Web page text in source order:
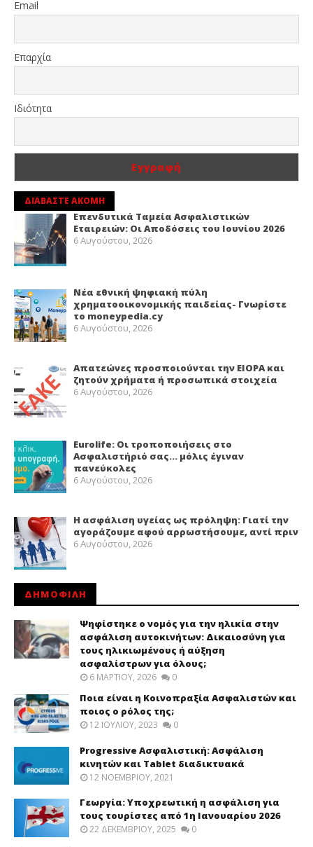
Email
Επαρχία
Ιδιότητα
ΔΙΑΒΑΣΤΕ ΑΚΟΜΗ
Επενδυτικά Ταμεία Ασφαλιστικών
Εταιρειών: Οι Αποδόσεις του Ιουνίου 2026
6 Αυγούστου, 2026
Νέα εθνική ψηφιακή πύλη
χρηματοοικονομικής παιδείας- Γνωρίστε
το moneypedia.cy
6 Αυγούστου, 2026
Απατεώνες προσποιούνται την EIOPA και
ζητούν χρήματα ή προσωπικά στοιχεία
6 Αυγούστου, 2026
Eurolife: Οι τροποποιήσεις στο
Ασφαλιστήριό σας… μόλις έγιναν
πανεύκολες
6 Αυγούστου, 2026
Η ασφάλιση υγείας ως πρόληψη: Γιατί την
αγοράζουμε αφού αρρωστήσουμε, αντί πριν
6 Αυγούστου, 2026
ΔΗΜΟΦΙΛΗ
Ψηφίστηκε ο νομός για την ηλικία στην
ασφάλιση αυτοκινήτων: Δικαιοσύνη για
τους ηλικιωμένους ή αύξηση
ασφαλίστρων για όλους;
6 ΜΑΡΤΊΟΥ, 2026 0
Ποια είναι η Κοινοπραξία Ασφαλιστών και
ποιος ο ρόλος της;
12 ΙΟΥΛΊΟΥ, 2023 0
Progressive Ασφαλιστική: Ασφάλιση
κινητών και Tablet διαδικτυακά
12 ΝΟΕΜΒΡΊΟΥ, 2021
Γεωργία: Υποχρεωτική η ασφάλιση για
τους τουρίστες από 1η Ιανουαρίου 2026
22 ΔΕΚΕΜΒΡΊΟΥ, 2025 0